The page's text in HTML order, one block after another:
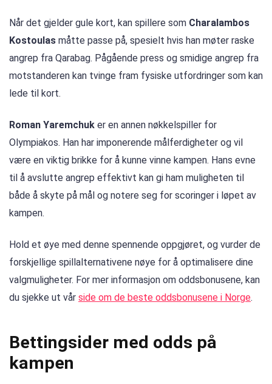
Når det gjelder gule kort, kan spillere som Charalambos
Kostoulas måtte passe på, spesielt hvis han møter raske
angrep fra Qarabag. Pågående press og smidige angrep fra
motstanderen kan tvinge fram fysiske utfordringer som kan
lede til kort.
Roman Yaremchuk er en annen nøkkelspiller for
Olympiakos. Han har imponerende målferdigheter og vil
være en viktig brikke for å kunne vinne kampen. Hans evne
til å avslutte angrep effektivt kan gi ham muligheten til
både å skyte på mål og notere seg for scoringer i løpet av
kampen.
Hold et øye med denne spennende oppgjøret, og vurder de
forskjellige spillalternativene nøye for å optimalisere dine
valgmuligheter. For mer informasjon om oddsbonusene, kan
du sjekke ut vår side om de beste oddsbonusene i Norge.
Bettingsider med odds på
kampen